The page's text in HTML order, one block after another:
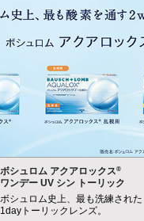
ボシュロム アクアロックス®
ワンデー UV シン トーリック
ボシュロム史上、最も洗練された
1dayトーリックレンズ。